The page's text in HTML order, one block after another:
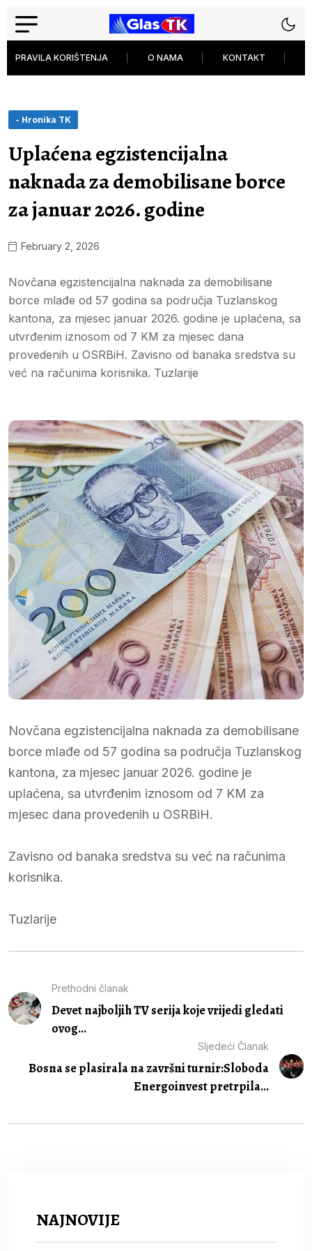
PRAVILA KORIŠTENJA O NAMA KONTAKT
- Hronika TK
Uplaćena egzistencijalna
naknada za demobilisane borce
za januar 2026. godine
February 2, 2026
Novčana egzistencijalna naknada za demobilisane
borce mlađe od 57 godina sa područja Tuzlanskog
kantona, za mjesec januar 2026. godine je uplaćena, sa
utvrđenim iznosom od 7 KM za mjesec dana
provedenih u OSRBiH. Zavisno od banaka sredstva su
već na računima korisnika. Tuzlarije
Novčana egzistencijalna naknada za demobilisane
borce mlađe od 57 godina sa područja Tuzlanskog
kantona, za mjesec januar 2026. godine je
uplaćena, sa utvrđenim iznosom od 7 KM za
mjesec dana provedenih u OSRBiH.
Zavisno od banaka sredstva su već na računima
korisnika.
Tuzlarije
Prethodni članak
Devet najboljih TV serija koje vrijedi gledati
ovog...
Sljedeći Članak
Bosna se plasirala na završni turnir:Sloboda
Energoinvest pretrpila...
NAJNOVIJE